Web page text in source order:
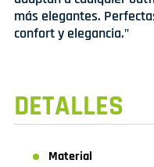
más elegantes.
confort y elegancia."
DETALLES
Material